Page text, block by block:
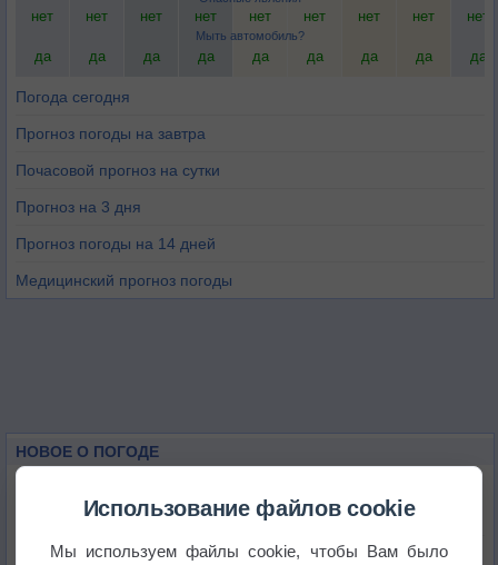
Мыть автомобиль?
нет нет нет нет нет нет нет нет нет
да да да да да да да да да
Погода сегодня
Прогноз погоды на завтра
Почасовой прогноз на сутки
Прогноз на 3 дня
Прогноз погоды на 14 дней
Медицинский прогноз погоды
НОВОЕ О ПОГОДЕ
Приложение построит маршрут через тень
Использование файлов cookie
Мы используем файлы cookie, чтобы Вам было